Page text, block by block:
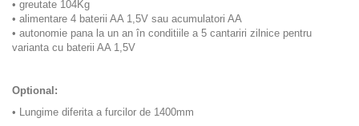
• greutate 104Kg
• alimentare 4 baterii AA 1,5V sau acumulatori AA
• autonomie pana la un an în conditiile a 5 cantariri zilnice pentru
varianta cu baterii AA 1,5V
Optional:
• Lungime diferita a furcilor de 1400mm